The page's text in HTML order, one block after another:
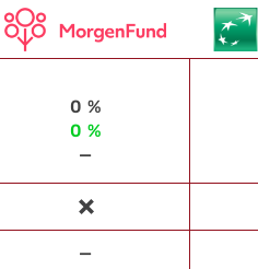
0 %
0 %
—
—